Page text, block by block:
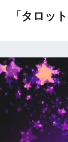
「タロッ